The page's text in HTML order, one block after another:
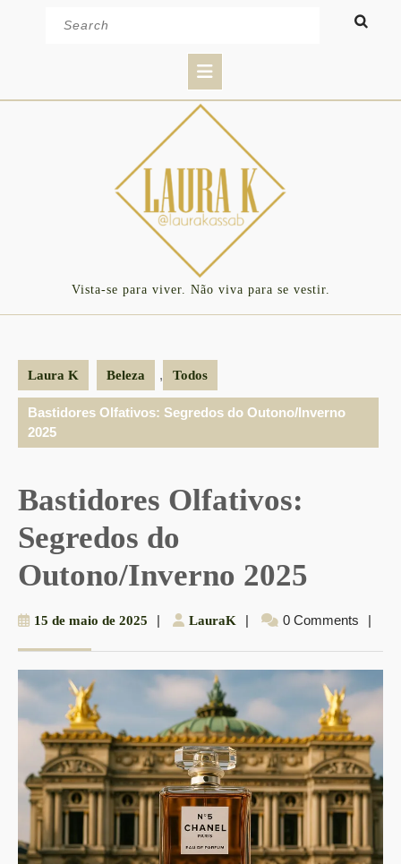
Button
Vista-se para viver. Não viva para se vestir.
Laura K Beleza , Todos
Bastidores Olfativos: Segredos do Outono/Inverno
2025
Bastidores Olfativos:
Segredos do
Outono/Inverno 2025
15 de maio de 2025 15
de
| LauraK LauraK
| 0 Comments |